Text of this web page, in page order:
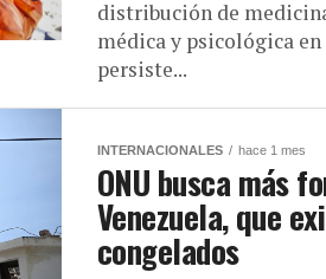
distribución de
médica y psicológica
persiste...
INTERNACIONALES hace 1 mes
ONU busca más
Venezuela, que
congelados